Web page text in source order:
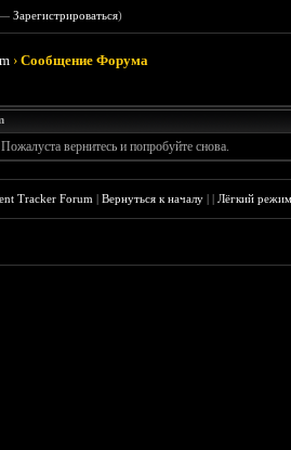
Зарегистрироваться)
›Сообщение Форума
вернитесь и попробуйте снова.
Tracker Forum |Вернуться к началу ||Лёгкий